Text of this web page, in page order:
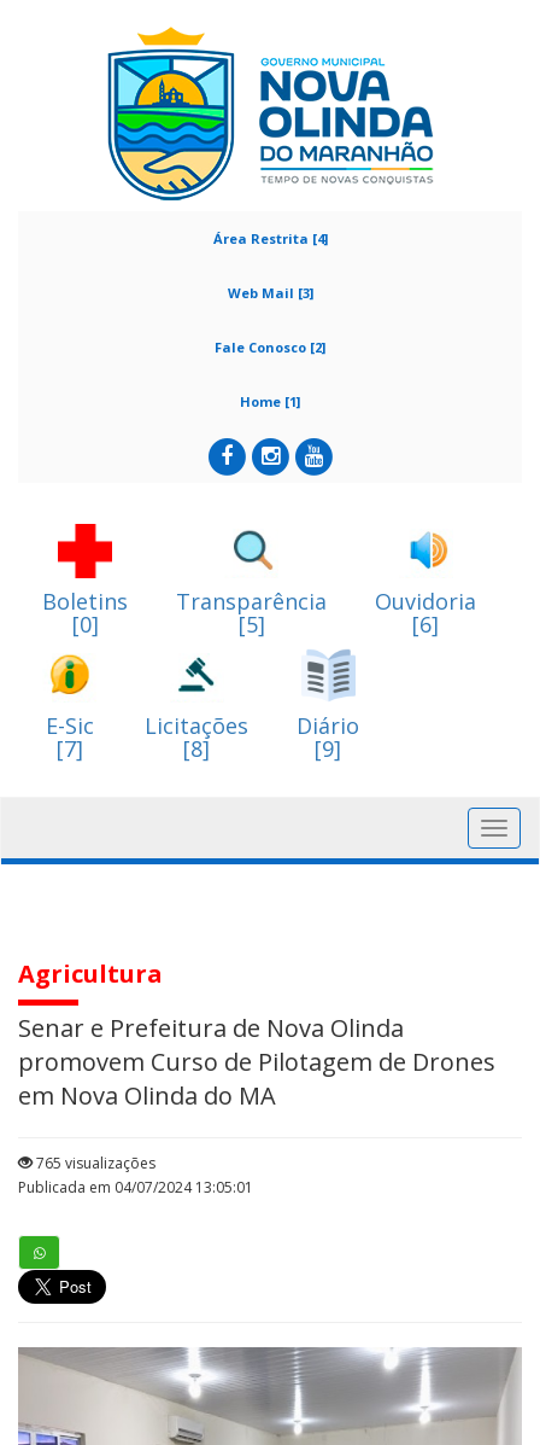
Área Restrita [4]
Web Mail [3]
Fale Conosco [2]
Home [1]
Boletins
[0]
Transparência
[5]
Ouvidoria
[6]
E-Sic
[7]
Licitações
[8]
Diário
[9]
Agricultura
Senar e Prefeitura de Nova Olinda
promovem Curso de Pilotagem de Drones
em Nova Olinda do MA
765 visualizações
Publicada em 04/07/2024 13:05:01